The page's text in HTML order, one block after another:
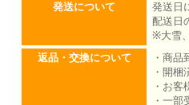
発送について
発送日
配送日
※大雪
返品・交換について
・商
・開
・お
・一